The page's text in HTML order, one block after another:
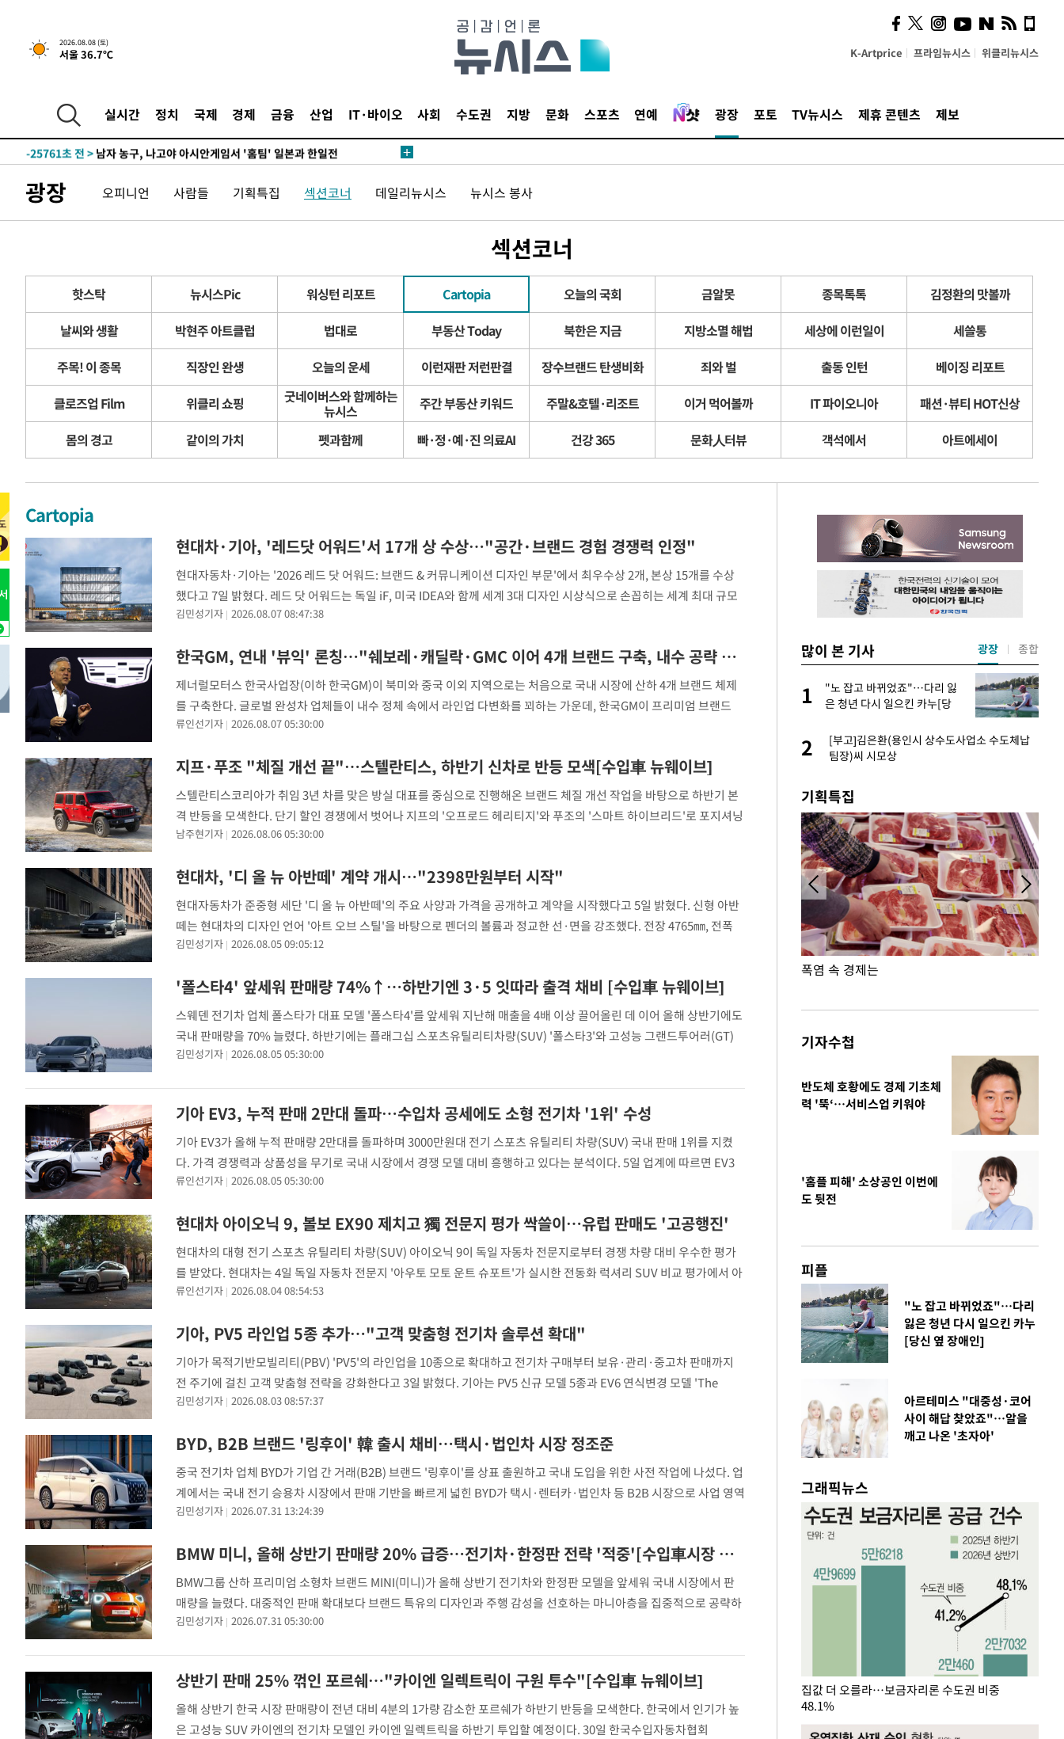
2026.08.08 (토)
서울 36.7℃ K-Artprice 프라임뉴시스 위클리뉴시스
실시간 정치 국제 경제 금융 산업 IT·바이오 사회 수도권 지방 문화 스포츠 연예 광장 포토 TV뉴시스 제휴 콘텐츠 제보
-30517초 전 >
백운산서 80년근 천종산삼 9뿌리 발견…감정가 1.3억원
-28227초 전 >
-25761초 전 > 남자 농구, 나고야 아시안게임서 '홈팀' 일본과 한일전
-21364초 전 >
극한폭염 한풀 꺾이지만…'낮 최고 35도' 무더위, 열대야 계속[다음
-18382초 전 >축구협회 "압수수색·성접대 논란 사과…쇄신의 기회로 삼겠다"
[속보]뉴욕증시 상승 마감…S&P 0.6% 나스닥 1.3%↑
-28227초 전 >선재도서 해루질 나섰다 실종 60대, 닷새 만에 숨진 채 발견
-25761초 전 >남자 농구, 나고야 아시안게임서 '홈팀' 일본과 한일전
-25137초 전 >여수 오동도 해상서 모터보트 전복…1명 사망·1명 실종
-21364초 전 >극한폭염 한풀 꺾이지만…'낮 최고 35도' 무더위, 열대야 계속[다음
주 날씨]
-18382초 전 >축구협회 "압수수색·성접대 논란 사과…쇄신의 기회로 삼겠다"
-16899초 전 >[속보]'압수수색·성접대 논란' 축구협회 "실망과 걱정 안겨드려 죄
송"
-5520초 전 >'최고 37도' 폭염 지속…강원동해안 최대 150㎜ 비
22분 전 >[속보]뉴욕증시 상승 마감…S&P 0.6% 나스닥 1.3%↑
광장 오피니언 사람들 기획특집 섹션코너 데일리뉴시스 뉴시스 봉사
섹션코너
핫스탁 뉴시스Pic 워싱턴 리포트 Cartopia 오늘의 국회 금알못 종목톡톡
김정환의 맛볼까
날씨와 생활
박현주 아트클럽 법대로 부동산 Today 북한은 지금 지방소멸 해법 세상에 이런일이
세쓸통
주목! 이 종목
직장인 완생 오늘의 운세 이런재판 저런판결 장수브랜드 탄생비화 죄와 벌 출동 인턴
베이징 리포트
클로즈업 Film
위클리 쇼핑 굿네이버스와 함께하는
뉴시스 주간 부동산 키워드 주말&호텔·리조트 이거 먹어볼까 IT 파이오니아
패션·뷰티 HOT신상
몸의 경고
같이의 가치 펫과함께 빠·정·예·진 의료AI 건강 365 문화人터뷰 객석에서 아트에세이
Cartopia
현대차·기아, '레드닷 어워드'서 17개 상 수상…"공간·브랜드 경험 경쟁력 인정"
현대자동차·기아는 '2026 레드 닷 어워드: 브랜드 & 커뮤니케이션 디자인 부문'에서 최우수상 2개, 본상 15개를 수상
했다고 7일 밝혔다. 레드 닷 어워드는 독일 iF, 미국 IDEA와 함께 세계 3대 디자인 시상식으로 손꼽히는 세계 최대 규모
의 디자인 공모전이다. 독일 노르트라인 베스트팔렌 디자인센터가 주관해 매년 ▲제품 디자인 ▲브랜드 & 커뮤니케이
김민성기자 2026.08.07 08:47:38
한국GM, 연내 '뷰익' 론칭…"쉐보레·캐딜락·GMC 이어 4개 브랜드 구축, 내수 공략 강화"[수입車 뉴웨이브]
제너럴모터스 한국사업장(이하 한국GM)이 북미와 중국 이외 지역으로는 처음으로 국내 시장에 산하 4개 브랜드 체제
를 구축한다. 글로벌 완성차 업체들이 내수 정체 속에서 라인업 다변화를 꾀하는 가운데, 한국GM이 프리미엄 브랜드
'뷰익'을 전면에 내세워 국내 안방 공략의 돌파구를 마련할 수 있을지 이목이 집중된다. 7일 업계에 따르면, 올해 1~7월
류인선기자 2026.08.07 05:30:00
지프·푸조 "체질 개선 끝"…스텔란티스, 하반기 신차로 반등 모색[수입車 뉴웨이브]
스텔란티스코리아가 취임 3년 차를 맞은 방실 대표를 중심으로 진행해온 브랜드 체질 개선 작업을 바탕으로 하반기 본
격 반등을 모색한다. 단기 할인 경쟁에서 벗어나 지프의 '오프로드 헤리티지'와 푸조의 '스마트 하이브리드'로 포지셔닝
을 명확히 분리하고, 네트워크 및 서비스 통합을 기반으로 한 투트랙 전략으로 시장 공략을 강화한다는 구상이다. 6일
남주현기자 2026.08.06 05:30:00
현대차, '디 올 뉴 아반떼' 계약 개시…"2398만원부터 시작"
현대자동차가 준중형 세단 '디 올 뉴 아반떼'의 주요 사양과 가격을 공개하고 계약을 시작했다고 5일 밝혔다. 신형 아반
떼는 현대차의 디자인 언어 '아트 오브 스틸'을 바탕으로 펜더의 볼륨과 정교한 선·면을 강조했다. 전장 4765㎜, 전폭
1855㎜, 휠베이스 2750㎜로 이전 모델 대비 차체를 키웠으며, 트렁크 적재용량은 최대 479ℓ다. 차체 주요 부위에는 충
김민성기자 2026.08.05 09:05:12
'폴스타4' 앞세워 판매량 74%↑…하반기엔 3·5 잇따라 출격 채비 [수입車 뉴웨이브]
스웨덴 전기차 업체 폴스타가 대표 모델 '폴스타4'를 앞세워 지난해 매출을 4배 이상 끌어올린 데 이어 올해 상반기에도
국내 판매량을 70% 늘렸다. 하반기에는 플래그십 스포츠유틸리티차량(SUV) '폴스타3'와 고성능 그랜드투어러(GT)
'폴스타5'를 잇달아 투입해 성장세를 이어간다는 복안이다. 5일 한국수입자동차협회(KAIDA)에 따르면 폴스타는 올해
김민성기자 2026.08.05 05:30:00
기아 EV3, 누적 판매 2만대 돌파…수입차 공세에도 소형 전기차 '1위' 수성
기아 EV3가 올해 누적 판매량 2만대를 돌파하며 3000만원대 전기 스포츠 유틸리티 차량(SUV) 국내 판매 1위를 지켰
다. 가격 경쟁력과 상품성을 무기로 국내 시장에서 경쟁 모델 대비 흥행하고 있다는 분석이다. 5일 업계에 따르면 EV3
의 올해 1~7월 국내 누적 판매량은 2만1898대로 집계됐다. 이는 전년 동기(1만4724대) 대비 48.7% 증가한 수치다. 지
류인선기자 2026.08.05 05:30:00
현대차 아이오닉 9, 볼보 EX90 제치고 獨 전문지 평가 싹쓸이…유럽 판매도 '고공행진'
현대차의 대형 전기 스포츠 유틸리티 차량(SUV) 아이오닉 9이 독일 자동차 전문지로부터 경쟁 차량 대비 우수한 평가
를 받았다. 현대차는 4일 독일 자동차 전문지 '아우토 모토 운트 슈포트'가 실시한 전동화 럭셔리 SUV 비교 평가에서 아
이오닉 9이 572점을 획득했다고 밝혔다. 비교 대상인 볼보 EX90(555점)보다 17점 높다. 아우토 모토 운트 슈포트는 아
류인선기자 2026.08.04 08:54:53
기아, PV5 라인업 5종 추가…"고객 맞춤형 전기차 솔루션 확대"
기아가 목적기반모빌리티(PBV) 'PV5'의 라인업을 10종으로 확대하고 전기차 구매부터 보유·관리·중고차 판매까지
전 주기에 걸친 고객 맞춤형 전략을 강화한다고 3일 밝혔다. 기아는 PV5 신규 모델 5종과 EV6 연식변경 모델 'The
2027 EV6'를 출시한다. 우선 PV5 신규 라인업은 ▲프라임 ▲패신저 5인승(1-2-2) ▲패신저 7인승(2-2-3) ▲카고 컴팩
김민성기자 2026.08.03 08:57:37
BYD, B2B 브랜드 '링후이' 韓 출시 채비…택시·법인차 시장 정조준
중국 전기차 업체 BYD가 기업 간 거래(B2B) 브랜드 '링후이'를 상표 출원하고 국내 도입을 위한 사전 작업에 나섰다. 업
계에서는 국내 전기 승용차 시장에서 판매 기반을 빠르게 넓힌 BYD가 택시·렌터카·법인차 등 B2B 시장으로 사업 영역
을 넓힐 가능성에 주목하고 있다. 31일 업계에 따르면 BYD는 최근 링후이 관련 상표를 국내에 출원한 것으로 알려졌다.
김민성기자 2026.07.31 13:24:39
BMW 미니, 올해 상반기 판매량 20% 급증…전기차·한정판 전략 '적중'[수입車시장 뉴웨이브]
BMW그룹 산하 프리미엄 소형차 브랜드 MINI(미니)가 올해 상반기 전기차와 한정판 모델을 앞세워 국내 시장에서 판
매량을 늘렸다. 대중적인 판매 확대보다 브랜드 특유의 디자인과 주행 감성을 선호하는 마니아층을 집중적으로 공략하
는 방향으로 전략을 전환하면서 올해 상반기 판매량도 두 자릿수 증가했다. 31일 한국수입자동차협회(KAIDA)에 따르
김민성기자 2026.07.31 05:30:00
상반기 판매 25% 꺾인 포르쉐…"카이엔 일렉트릭이 구원 투수"[수입車 뉴웨이브]
올해 상반기 한국 시장 판매량이 전년 대비 4분의 1가량 감소한 포르쉐가 하반기 반등을 모색한다. 한국에서 인기가 높
은 고성능 SUV 카이엔의 전기차 모델인 카이엔 일렉트릭을 하반기 투입할 예정이다. 30일 한국수입자동차협회
많이 본 기사
1
표창원, 남규리에 15년 만에
사과…"제가 틀렸습니다"
라', 일주일 써보니
3
英유명 여배우, 큰 교통사고서 기아차 덕에
살았다
학 뒤집는 것"
6
김도영·곽빈·안현민…오승환·니퍼트가 콕
7
美, 이란 자금 옥죄기 박차…가상자산 거래소
·환전소 제재
1
"노 잡고 바뀌었죠"…다리 잃
은 청년 다시 일으킨 카누[당
2
[부고]김은환(용인시 상수도사업소 수도체납
팀장)씨 시모상
광장 종합
기획특집
폭염 속 경제는
기자수첩
반도체 호황에도 경제 기초체
력 '뚝‘…서비스업 키워야
'홈플 피해' 소상공인 이번에
도 뒷전
피플
"노 잡고 바뀌었죠"…다리
잃은 청년 다시 일으킨 카누
[당신 옆 장애인]
아르테미스 "대중성·코어
사이 해답 찾았죠"…알을
깨고 나온 '초자아'
그래픽뉴스
집값 더 오를라…보금자리론 수도권 비중
48.1%